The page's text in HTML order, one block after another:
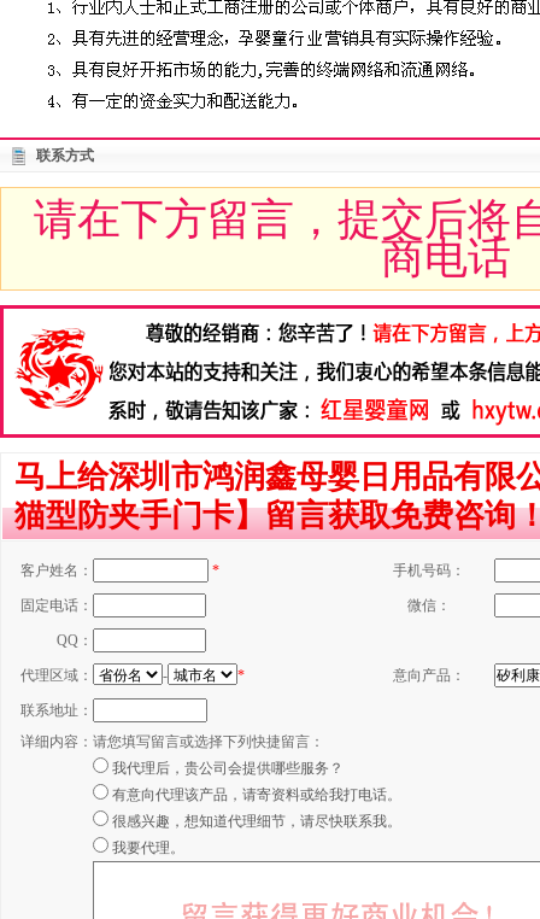
联系方式
请在下方留言，提交后将
商电话
马上给深圳市鸿润鑫母婴日用品有限
猫型防夹手门卡】留言获取免费咨询
客户姓名： * 手机号码：
固定电话： 微信：
QQ：
代理区域： - * 意向产品：
联系地址：
详细内容： 请您填写留言或选择下列快捷留言：
我代理后，贵公司会提供哪些服务？
有意向代理该产品，请寄资料或给我打电话。
很感兴趣，想知道代理细节，请尽快联系我。
我要代理。